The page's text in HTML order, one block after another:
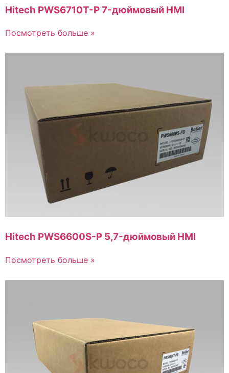
Hitech PWS6710T-P 7-дюймовый HMI
Посмотреть больше »
Hitech PWS6600S-P 5,7-дюймовый HMI
Посмотреть больше »